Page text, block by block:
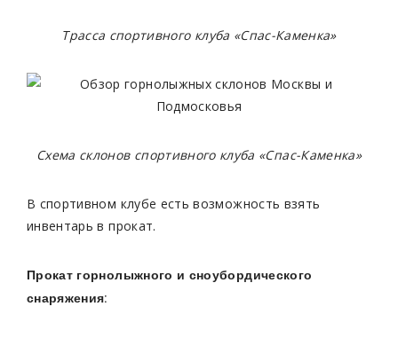
Трасса спортивного клуба «Спас-Каменка»
Схема склонов спортивного клуба «Спас-Каменка»
В спортивном клубе есть возможность взять
инвентарь в прокат.
Прокат горнолыжного и сноубордического
снаряжения: